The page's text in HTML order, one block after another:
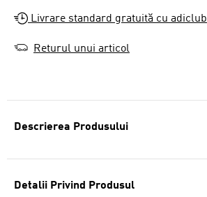
Descrierea Produsului
Detalii Privind Produsul
Livrare standard gratuită cu adiclub
Returul unui articol